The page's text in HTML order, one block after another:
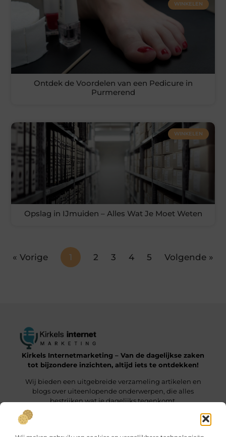
WINKELEN
Ontdek de Voordelen van een Pedicure in
Purmerend
WINKELEN
Opslag in IJmuiden – Alles Wat Je Moet Weten
« Vorige 1 2 3 4 5 Volgende »
Kirkels Internetmarketing – Van de dagelijkse zaken
tot bijzondere inzichten, altijd iets te ontdekken!
Wij bieden een uitgebreide verzameling artikelen en
blogs over uiteenlopende onderwerpen, die alles
bestrijken wat je dagelijks tegenkomt.
Onze informatie